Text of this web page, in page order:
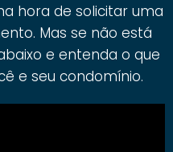
hora de solicitar uma
Mas se não está
e entenda o que
e seu condomínio.